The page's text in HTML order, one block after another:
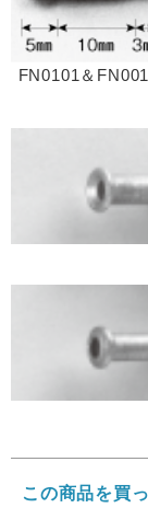
FN0101＆
この商品を買